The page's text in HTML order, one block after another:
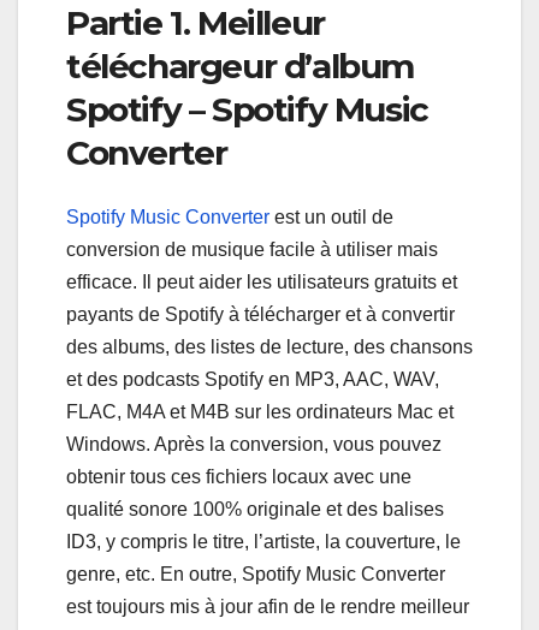
Partie 1. Meilleur
téléchargeur d’album
Spotify – Spotify Music
Converter
Spotify Music Converter est un outil de
conversion de musique facile à utiliser mais
efficace. Il peut aider les utilisateurs gratuits et
payants de Spotify à télécharger et à convertir
des albums, des listes de lecture, des chansons
et des podcasts Spotify en MP3, AAC, WAV,
FLAC, M4A et M4B sur les ordinateurs Mac et
Windows. Après la conversion, vous pouvez
obtenir tous ces fichiers locaux avec une
qualité sonore 100% originale et des balises
ID3, y compris le titre, l’artiste, la couverture, le
genre, etc. En outre, Spotify Music Converter
est toujours mis à jour afin de le rendre meilleur